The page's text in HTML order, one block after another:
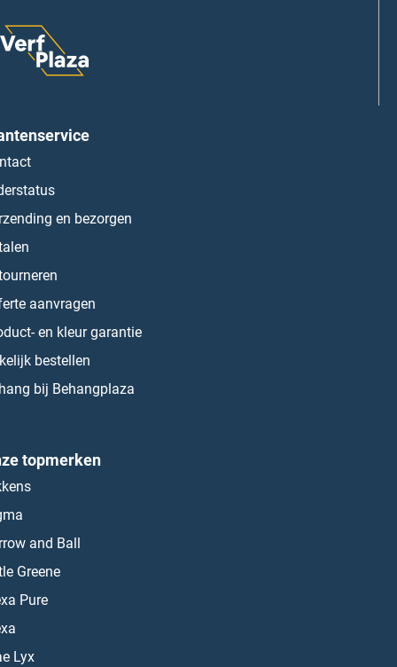
en bezorgen
aanvragen
en kleur garantie
bestellen
bij Behangplaza
topmerken
and Ball
Greene
Pure
Lyx